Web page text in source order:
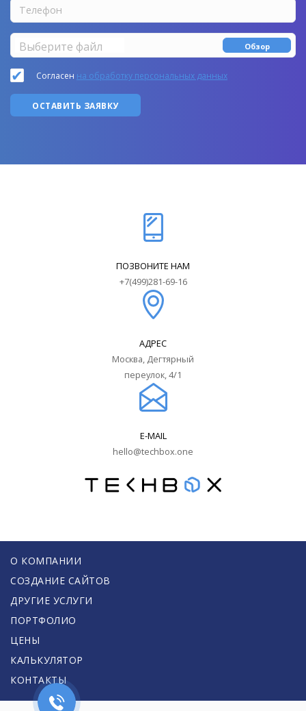
Выберите файл Обзор
Согласен на обработку персональных данных
ПОЗВОНИТЕ НАМ
+7(499)281-69-16
АДРЕС
Москва, Дегтярный
переулок, 4/1
E-MAIL
hello@techbox.one
О КОМПАНИИ
СОЗДАНИЕ САЙТОВ
ДРУГИЕ УСЛУГИ
ПОРТФОЛИО
ЦЕНЫ
КАЛЬКУЛЯТОР
КОНТАКТЫ